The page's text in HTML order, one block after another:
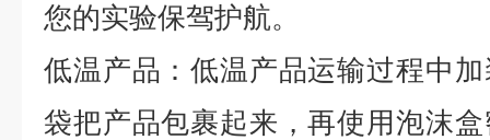
您的实验保驾护航。
低温产品：低温产品运输过程中
袋把产品包裹起来，再使用泡沫